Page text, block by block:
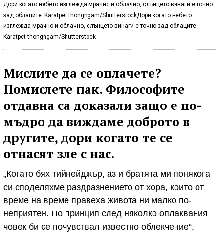
Дори когато небето изглежда мрачно и облачно, слънцето винаги е точно
зад облаците. Karatpet thongngam/ShutterstockДори когато небето
изглежда мрачно и облачно, слънцето винаги е точно зад облаците.
Karatpet thongngam/Shutterstock
Мислите да се оплачете?
Помислете пак. Философите
отдавна са доказали защо е по-
мъдро да виждаме доброто в
другите, дори когато те се
отнасят зле с нас.
„Когато бях тийнейджър, аз и братята ми понякога
си споделяхме раздразнението от хора, които от
време на време правеха живота ни малко по-
неприятен. По принцип след няколко оплаквания
човек би се почувствал известно облекчение“,